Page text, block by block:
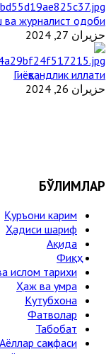
журналист одоби
حزيران 27, 2024
Гиёҳвандлик иллати
حزيران 26, 2024
БЎЛИМЛАР
Қуръони карим
Ҳадиси шариф
Ақида
Фиқҳ
ислом тарихи
Ҳаж ва умра
Кутубхона
Фатволар
Табобат
Аёллар саҳифаси